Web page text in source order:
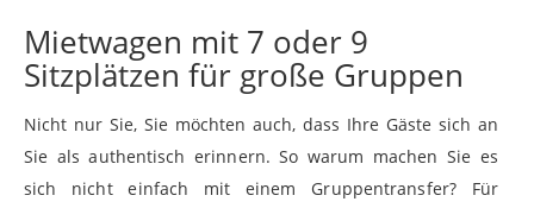
Mietwagen mit 7 oder 9
Sitzplätzen für große Gruppen
Nicht nur Sie, Sie möchten auch, dass Ihre Gäste sich an
Sie als authentisch erinnern. So warum machen Sie es
sich nicht einfach mit einem Gruppentransfer? Für